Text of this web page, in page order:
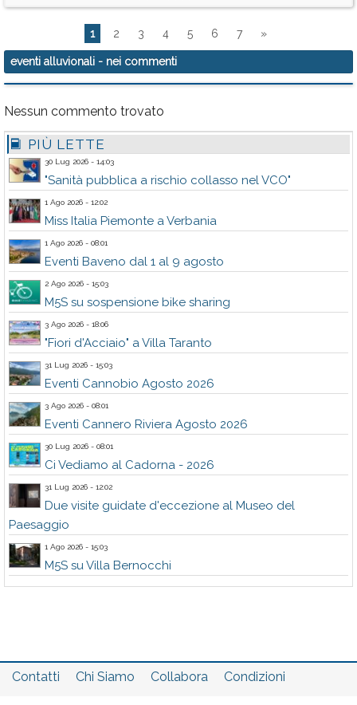
1 2 3 4 5 6 7 »
eventi alluvionali - nei commenti
Nessun commento trovato
PIÙ LETTE
30 Lug 2026 - 14:03
"Sanità pubblica a rischio collasso nel VCO"
1 Ago 2026 - 12:02
Miss Italia Piemonte a Verbania
1 Ago 2026 - 08:01
Eventi Baveno dal 1 al 9 agosto
2 Ago 2026 - 15:03
M5S su sospensione bike sharing
3 Ago 2026 - 18:06
"Fiori d'Acciaio" a Villa Taranto
31 Lug 2026 - 15:03
Eventi Cannobio Agosto 2026
3 Ago 2026 - 08:01
Eventi Cannero Riviera Agosto 2026
30 Lug 2026 - 08:01
Ci Vediamo al Cadorna - 2026
31 Lug 2026 - 12:02
Due visite guidate d'eccezione al Museo del
Paesaggio
1 Ago 2026 - 15:03
M5S su Villa Bernocchi
Contatti Chi Siamo Collabora
Condizioni